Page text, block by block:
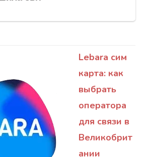
Lebara сим
карта: как
выбрать
оператора
для связи в
Великобрит
ании